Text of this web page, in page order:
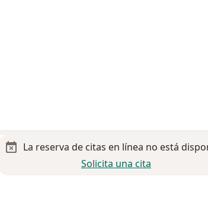
La reserva de citas en línea no está
Solicita una cita